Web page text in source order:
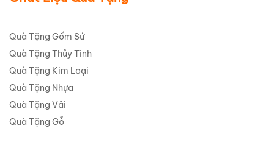
Quà Tặng Gốm Sứ
Quà Tặng Thủy Tinh
Quà Tặng Kim Loại
Quà Tặng Nhựa
Quà Tặng Vải
Quà Tặng Gỗ